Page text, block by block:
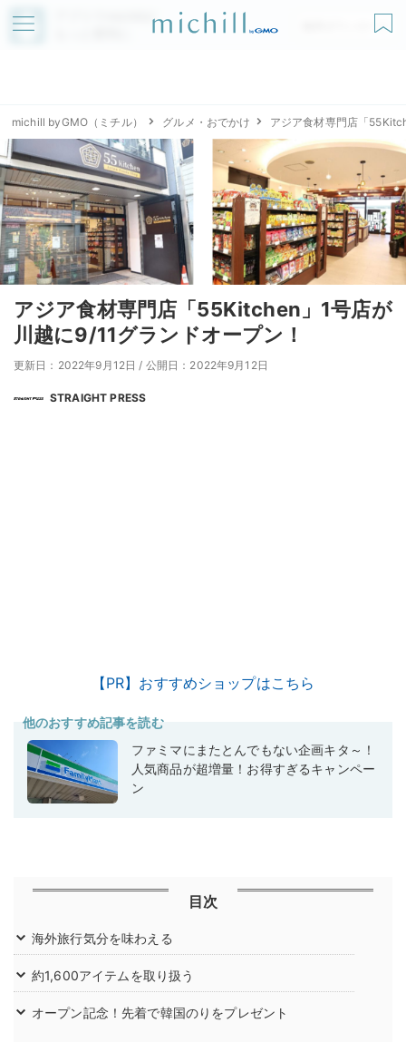
アプリでmichillが
無料ダウンロード
michill byGMO（ミチル） グルメ・おでかけ アジア食材専門店「
アジア食材専門店「55Kitchen」1号店が
川越に9/11グランドオープン！
更新日：2022年9月12日 / 公開日：2022年9月12日
STRAIGHT PRESS
【PR】おすすめショップはこちら
他のおすすめ記事を読む
ファミマにまたとんでもない企画キタ～！
人気商品が超増量！お得すぎるキャンペー
ン
目次
海外旅行気分を味わえる
約1,600アイテムを取り扱う
オープン記念！先着で韓国のりをプレゼント